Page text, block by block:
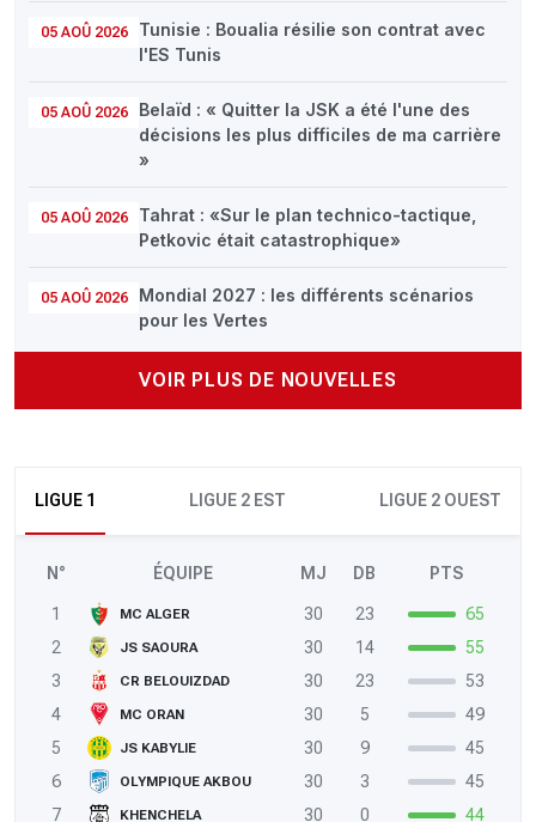
05 AOÛ 2026
Tunisie : Boualia résilie son contrat avec
l'ES Tunis
05 AOÛ 2026
Belaïd : « Quitter la JSK a été l'une des
décisions les plus difficiles de ma carrière
»
05 AOÛ 2026
Tahrat : «Sur le plan technico-tactique,
Petkovic était catastrophique»
05 AOÛ 2026
Mondial 2027 : les différents scénarios
pour les Vertes
VOIR PLUS DE NOUVELLES
LIGUE 1 LIGUE 2 EST LIGUE 2 OUEST
N° ÉQUIPE MJ DB PTS
1 MC ALGER 30 23
65
2
JS SAOURA 30 14
55
3
CR BELOUIZDAD 30 23
53
4
MC ORAN 30 5
49
5
JS KABYLIE 30 9
45
6
OLYMPIQUE AKBOU 30 3
45
7
KHENCHELA 30 0
44